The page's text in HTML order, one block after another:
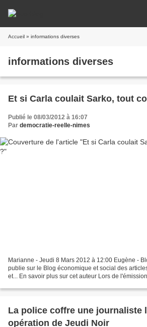
Accueil » informations diverses
informations diverses
Et si Carla coulait Sarko, tout
Publié le 08/03/2012 à 16:07
Par democratie-reelle-nimes
Marianne - Jeudi 8 Mars 2012 à 12:00 Eugène -
publie sur le Blog économique et social des
et... En savoir plus sur cet auteur Lors de
La police coffre une journaliste
opération de Jeudi Noir